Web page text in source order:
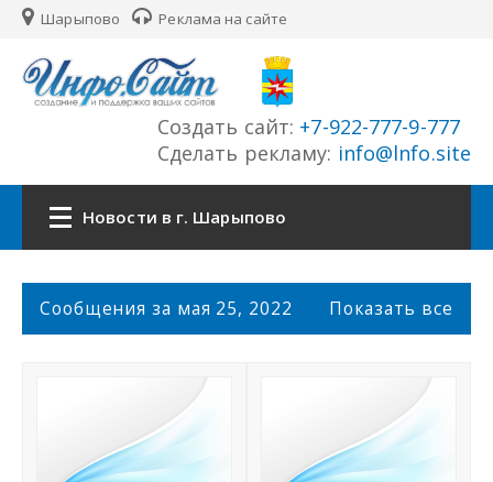
Шарыпово Реклама на сайте
Создать сайт: +7-922-777-9-777
Сделать рекламу: info@lnfo.site
Новости в г. Шарыпово
Главная
История города
Сообщения за мая 25, 2022 Показать все